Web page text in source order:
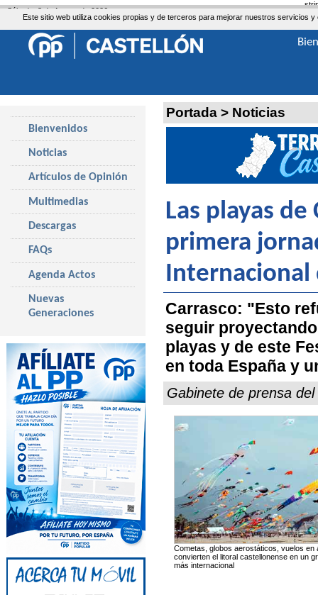
Este sitio web utiliza cookies propias y de terceros para mejorar nuestros servicios
Portada > Noticias
Las playas
primera
Internacional
Carrasco: "Esto
seguir
playas y de este
en toda España y
Gabinete de prensa
Cometas, globos aerostáticos, vuelos
convierten el litoral castellonense en un
más internacional
Bienvenidos
Noticias
Artículos de Opinión
Multimedias
Descargas
FAQs
Agenda Actos
Nuevas
Generaciones
Sábado, 8 de Agosto de 2026